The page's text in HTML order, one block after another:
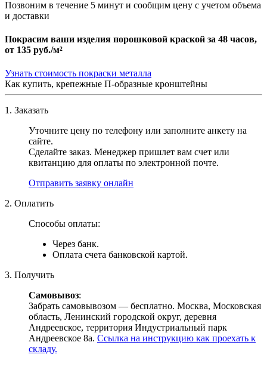
Позвоним в течение 5 минут и сообщим цену с учетом объема
и доставки
Покрасим ваши изделия порошковой краской за 48 часов,
от 135 руб./м²
Узнать стоимость покраски металла
Как купить, крепежные П-образные кронштейны
1. Заказать
Уточните цену по телефону или заполните анкету на
сайте.
Сделайте заказ. Менеджер пришлет вам счет или
квитанцию для оплаты по электронной почте.
Отправить заявку онлайн
2. Оплатить
Способы оплаты:
Через банк.
Оплата счета банковской картой.
3. Получить
Самовывоз:
Забрать самовывозом — бесплатно. Москва, Московская
область, Ленинский городской округ, деревня
Андреевское, территория Индустриальный парк
Андреевское 8а. Ссылка на инструкцию как проехать к
складу.